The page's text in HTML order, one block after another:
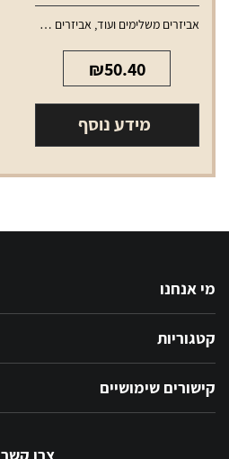
אביזרים משלימים ועוד, אביזרים משלימים לאלכוהול
₪50.40
מידע נוסף
מי אנחנו
קטגוריות
קישורים שימושיים
צרו קשר